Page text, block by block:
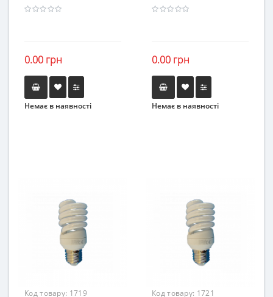
0.00 грн
Немає в наявності
0.00 грн
Немає в наявності
Код товару: 1719 Код товару: 1721